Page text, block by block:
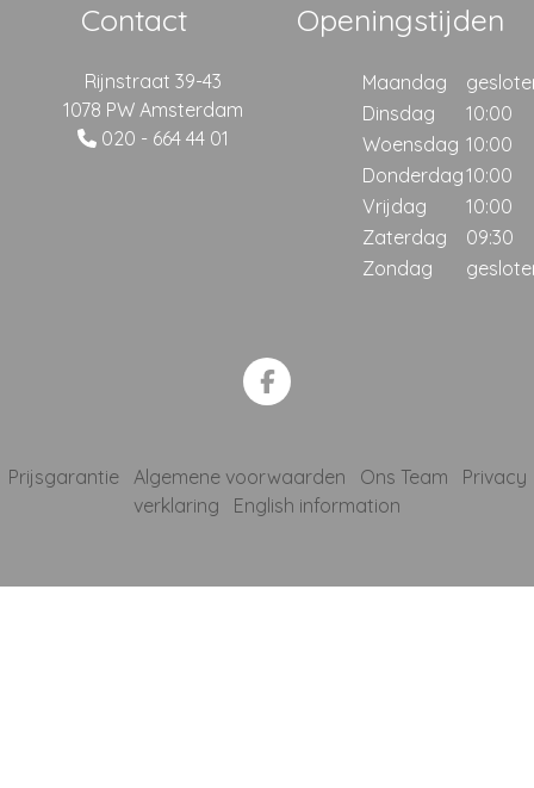
Contact
Rijnstraat 39-43
1078 PW Amsterdam
020 - 664 44 01
Openingstijden
Maandag
Dinsdag
10:00
Woensdag 10:00
Donderdag10:00
Vrijdag
10:00
Zaterdag
09:30
Zondag
Prijsgarantie Algemene voorwaarden Ons Team
Privacy
verklaring
English information